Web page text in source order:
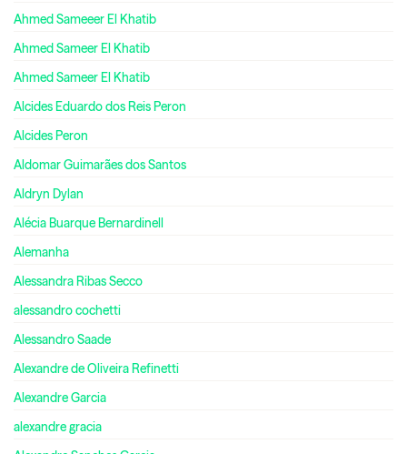
Ahmed Sameeer El Khatib
Ahmed Sameer El Khatib
Ahmed Sameer El Khatib
Alcides Eduardo dos Reis Peron
Alcides Peron
Aldomar Guimarães dos Santos
Aldryn Dylan
Alécia Buarque Bernardinell
Alemanha
Alessandra Ribas Secco
alessandro cochetti
Alessandro Saade
Alexandre de Oliveira Refinetti
Alexandre Garcia
alexandre gracia